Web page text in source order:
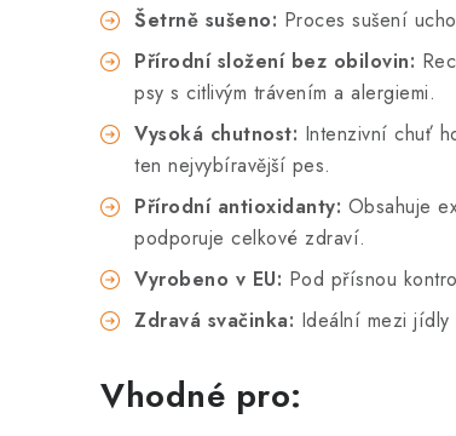
Šetrně sušeno: Proces sušení
Přírodní složení bez obilovin:
psy s citlivým trávením a alergiemi.
Vysoká chutnost: Intenzivní chuť
ten nejvybíravější pes.
Přírodní antioxidanty: Obsahuje
podporuje celkové zdraví.
Vyrobeno v EU: Pod přísnou
Zdravá svačinka: Ideální mezi
Vhodné pro: